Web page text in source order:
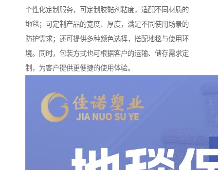
个性化定制服务，可定制胶黏剂粘度，适配不同材质的
地毯；可定制产品的宽度、厚度，满足不同使用场景的
防护需求；还可提供多种颜色选择，搭配地毯与使用环
境。同时，包装方式也可根据客户的运输、储存需求定
制，为客户提供更便捷的使用体验。